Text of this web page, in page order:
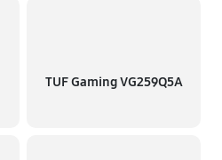
TUF Gaming VG259Q5A